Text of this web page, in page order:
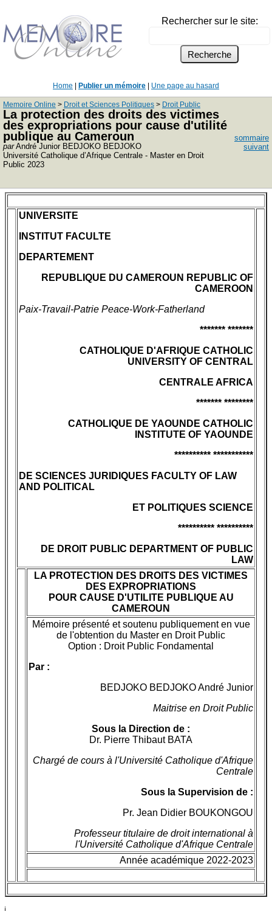
Rechercher sur le site:
Home Publier un mémoire Une page au hasard
Memoire Online > Droit et Sciences Politiques > Droit Public
La protection des droits des victimes
des expropriations pour cause d'utilité
publique au Cameroun
parAndré Junior BEDJOKO BEDJOKO
Université Catholique d’Afrique Centrale - Master en Droit
Public 2023
sommaire
suivant
UNIVERSITE
INSTITUT FACULTE
DEPARTEMENT
REPUBLIQUE DU CAMEROUN REPUBLIC OF
CAMEROON
Paix-Travail-Patrie Peace-Work-Fatherland
******* *******
CATHOLIQUE D'AFRIQUE CATHOLIC
UNIVERSITY OF CENTRAL
CENTRALE AFRICA
******* ********
CATHOLIQUE DE YAOUNDE CATHOLIC
INSTITUTE OF YAOUNDE
********** ***********
DE SCIENCES JURIDIQUES FACULTY OF LAW
AND POLITICAL
ET POLITIQUES SCIENCE
********** **********
DE DROIT PUBLIC DEPARTMENT OF PUBLIC
LAW
LA PROTECTION DES DROITS DES VICTIMES
DES EXPROPRIATIONS
POUR CAUSE D'UTILITE PUBLIQUE AU
CAMEROUN
Mémoire présenté et soutenu publiquement en vue
de l'obtention du Master en Droit Public
Option : Droit Public Fondamental
Par :
BEDJOKO BEDJOKO André Junior
Maitrise en Droit Public
Sous la Direction de :
Dr. Pierre Thibaut BATA
Chargé de cours à l'Université Catholique d'Afrique
Centrale
Sous la Supervision de :
Pr. Jean Didier BOUKONGOU
Professeur titulaire de droit international à
l'Université Catholique d'Afrique Centrale
Année académique 2022-2023